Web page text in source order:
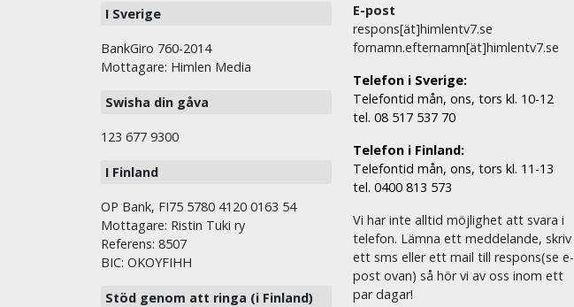
I Sverige
BankGiro 760-2014
Mottagare: Himlen Media
Swisha din gåva
123 677 9300
I Finland
OP Bank, FI75 5780 4120 0163 54
Mottagare: Ristin Tuki ry
Referens: 8507
BIC: OKOYFIHH
Stöd genom att ringa (i Finland)
E-post
respons[ät]himlentv7.se
fornamn.efternamn[ät]himlentv7.se
Telefon i Sverige:
Telefontid mån, ons, tors kl. 10-12
tel. 08 517 537 70
Telefon i Finland:
Telefontid mån, ons, tors kl. 11-13
tel. 0400 813 573
Vi har inte alltid möjlighet att svara i
telefon. Lämna ett meddelande, skriv
ett sms eller ett mail till respons(se e-
post ovan) så hör vi av oss inom ett
par dagar!